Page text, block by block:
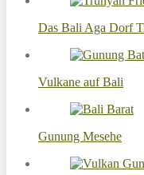
Das Bali Aga Dorf
Vulkane auf Bali
Gunung Mesehe